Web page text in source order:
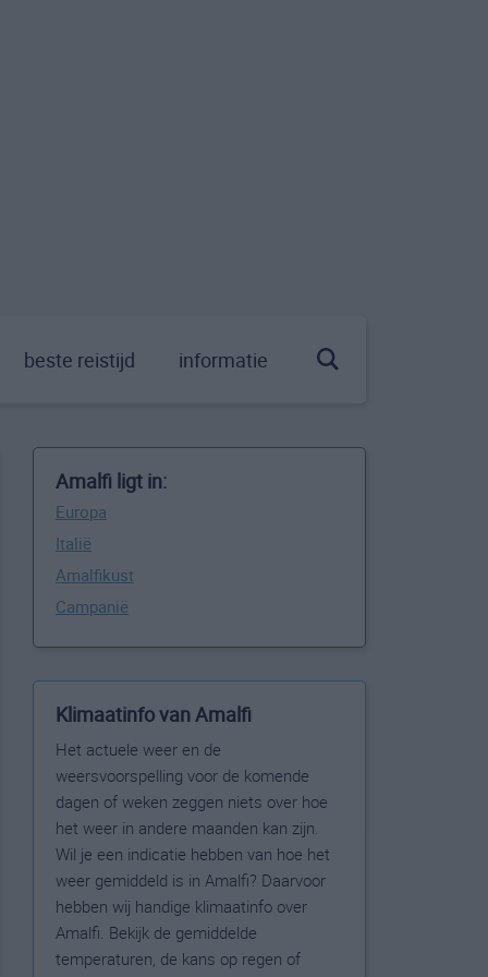
beste reistijd informatie
Amalfi ligt in:
Europa
Italië
Amalfikust
Campanië
Klimaatinfo van Amalfi
Het actuele weer en de
weersvoorspelling voor de komende
dagen of weken zeggen niets over hoe
het weer in andere maanden kan zijn.
Wil je een indicatie hebben van hoe het
weer gemiddeld is in Amalfi? Daarvoor
hebben wij handige klimaatinfo over
Amalfi. Bekijk de gemiddelde
temperaturen, de kans op regen of